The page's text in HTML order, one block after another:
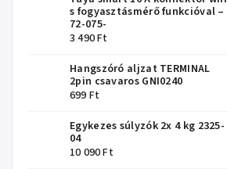
s fogyasztásmérő funkcióval –
72-075-
3 490 Ft
Hangszóró aljzat TERMINAL
2pin csavaros GNI0240
699 Ft
Egykezes súlyzók 2x 4 kg 2325-
04
10 090 Ft